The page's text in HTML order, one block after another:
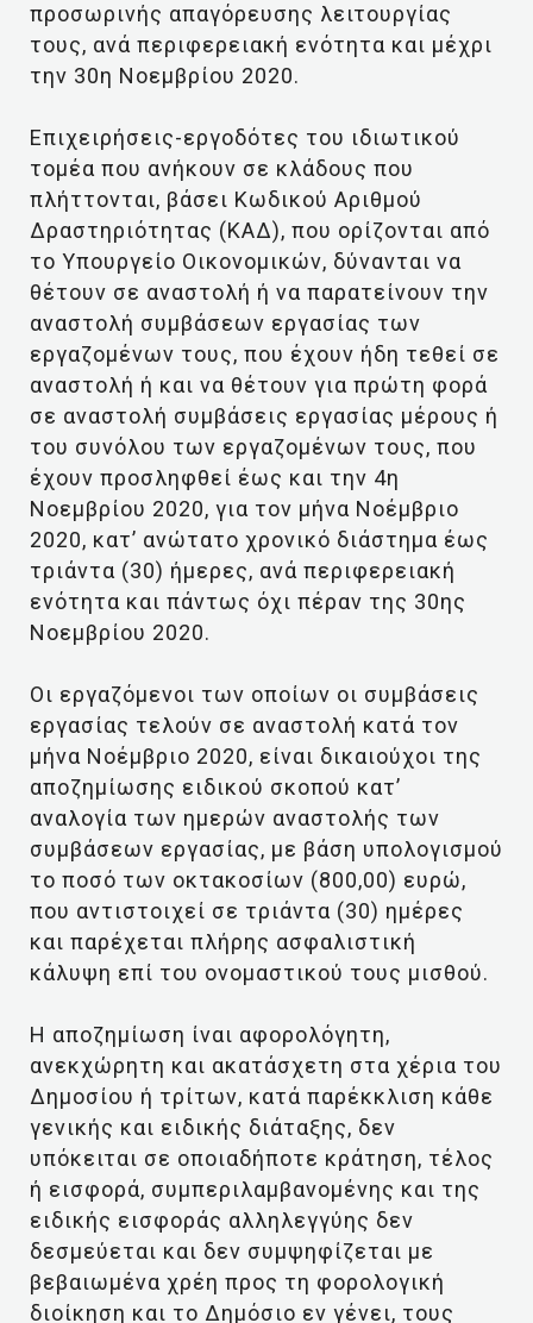
προσωρινής απαγόρευσης λειτουργίας
τους, ανά περιφερειακή ενότητα και μέχρι
την 30η Νοεμβρίου 2020.
Επιχειρήσεις-εργοδότες του ιδιωτικού
τομέα που ανήκουν σε κλάδους που
πλήττονται, βάσει Κωδικού Αριθμού
Δραστηριότητας (ΚΑΔ), που ορίζονται από
το Υπουργείο Οικονομικών, δύνανται να
θέτουν σε αναστολή ή να παρατείνουν την
αναστολή συμβάσεων εργασίας των
εργαζομένων τους, που έχουν ήδη τεθεί σε
αναστολή ή και να θέτουν για πρώτη φορά
σε αναστολή συμβάσεις εργασίας μέρους ή
του συνόλου των εργαζομένων τους, που
έχουν προσληφθεί έως και την 4η
Νοεμβρίου 2020, για τον μήνα Νοέμβριο
2020, κατ’ ανώτατο χρονικό διάστημα έως
τριάντα (30) ήμερες, ανά περιφερειακή
ενότητα και πάντως όχι πέραν της 30ης
Νοεμβρίου 2020.
Οι εργαζόμενοι των οποίων οι συμβάσεις
εργασίας τελούν σε αναστολή κατά τον
μήνα Νοέμβριο 2020, είναι δικαιούχοι της
αποζημίωσης ειδικού σκοπού κατ’
αναλογία των ημερών αναστολής των
συμβάσεων εργασίας, με βάση υπολογισμού
το ποσό των οκτακοσίων (800,00) ευρώ,
που αντιστοιχεί σε τριάντα (30) ημέρες
και παρέχεται πλήρης ασφαλιστική
κάλυψη επί του ονομαστικού τους μισθού.
Η αποζημίωση ίναι αφορολόγητη,
ανεκχώρητη και ακατάσχετη στα χέρια του
Δημοσίου ή τρίτων, κατά παρέκκλιση κάθε
γενικής και ειδικής διάταξης, δεν
υπόκειται σε οποιαδήποτε κράτηση, τέλος
ή εισφορά, συμπεριλαμβανομένης και της
ειδικής εισφοράς αλληλεγγύης δεν
δεσμεύεται και δεν συμψηφίζεται με
βεβαιωμένα χρέη προς τη φορολογική
διοίκηση και το Δημόσιο εν γένει, τους